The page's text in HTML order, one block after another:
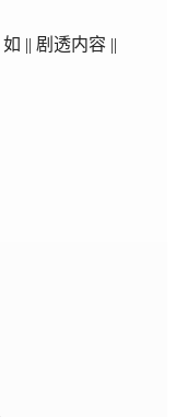
|| 剧透内容 ||